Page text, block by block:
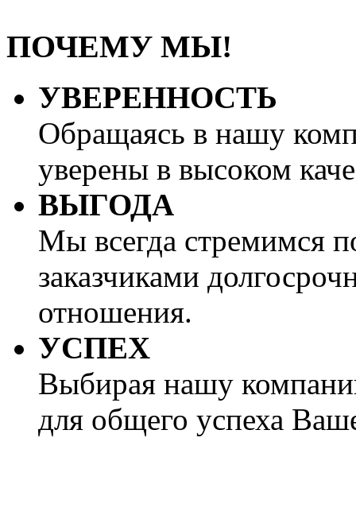
ПОЧЕМУ МЫ!
УВЕРЕННОСТЬ
Обращаясь в нашу
уверены в высоком
ВЫГОДА
Мы всегда стремимся
заказчиками
отношения.
УСПЕХ
Выбирая нашу
для общего успеха